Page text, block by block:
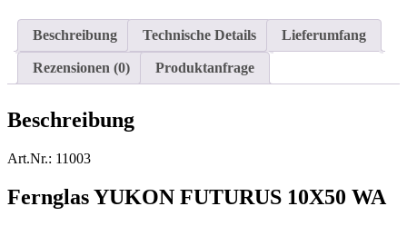
Beschreibung Technische Details Lieferumfang
Rezensionen (0) Produktanfrage
Beschreibung
Art.Nr.: 11003
Fernglas YUKON FUTURUS 10X50 WA